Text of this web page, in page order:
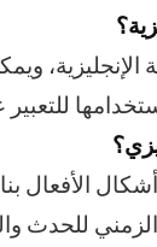
الإنجليزية،
الأفعال
للحدث